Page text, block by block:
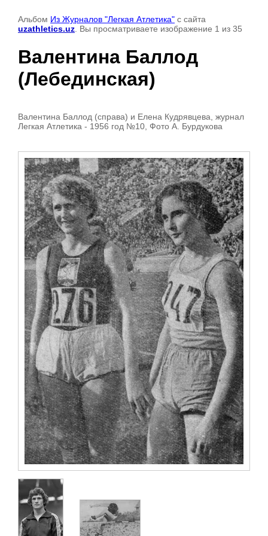
Альбом Из Журналов "Легкая Атлетика" с сайта
uzathletics.uz . Вы просматриваете изображение 1 из 35
Валентина Баллод
(Лебединская)
Валентина Баллод (справа) и Елена Кудрявцева, журнал
Легкая Атлетика - 1956 год №10, Фото А. Бурдукова